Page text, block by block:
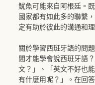
魷魚可能來自阿根廷。
國家都有如此多的聯繫
定有助於彼此的溝通和
關於學習西班牙語的問
間才能學會說西班牙語
文？」、「英文不好也
有什麼用呢？」。在回